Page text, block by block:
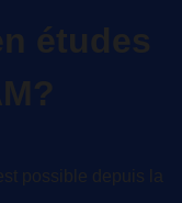
études
possible depuis la